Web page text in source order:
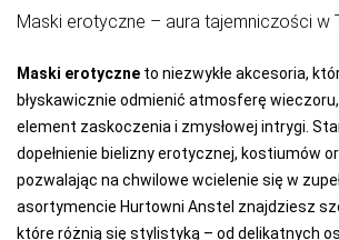
ITALIAN
FASHION
JAGODA
JARPOL
JJW
JULIMEX
KAROLINKA
Maski erotyczne – aura tajemniczości w
Maski erotyczne to niezwykłe akcesoria,
błyskawicznie odmienić atmosferę
element zaskoczenia i zmysłowej intrygi.
dopełnienie bielizny erotycznej, kostiumów
pozwalając na chwilowe wcielenie się w
asortymencie Hurtowni Anstel znajdziesz
które różnią się stylistyką – od delikatnych